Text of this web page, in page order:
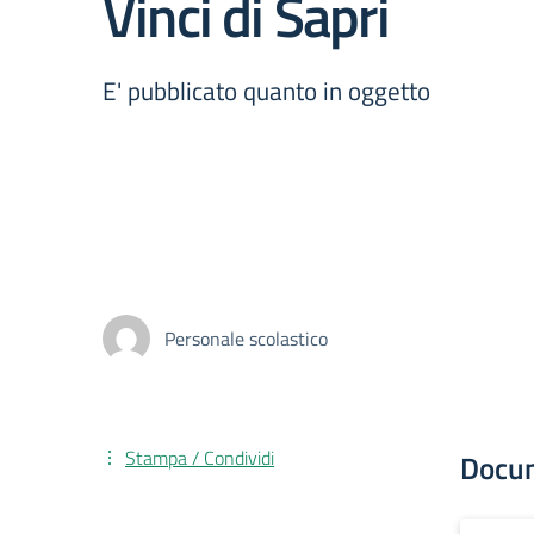
E' pubblicato quanto in oggetto
Personale scolastico
Stampa / Condividi